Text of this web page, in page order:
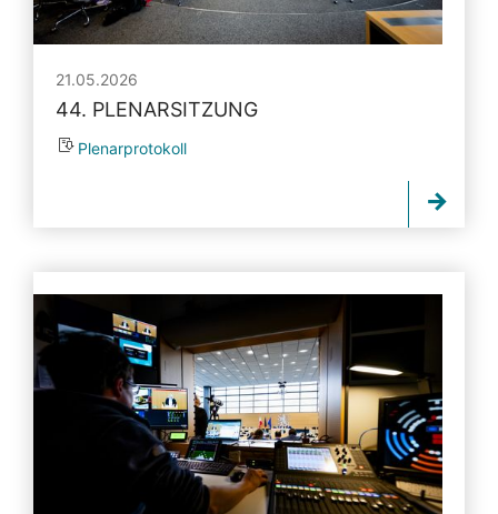
21.05.2026
44. PLENARSITZUNG
Plenarprotokoll